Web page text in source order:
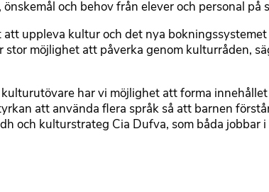
och behov från elever och personal på
uppleva kultur och det nya
möjlighet att påverka genom kulturråden,
har vi möjlighet att forma
att använda flera språk så att barnen
och kulturstrateg Cia Dufva, som båda jobbar i